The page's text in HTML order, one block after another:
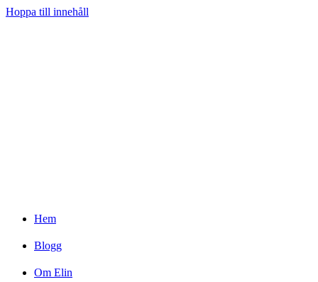
Hoppa till innehåll
Hem
Blogg
Om Elin